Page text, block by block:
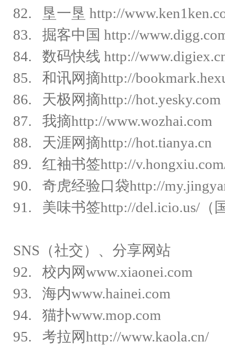
82. 垦一垦 http://
83. 掘客中国 http://
84. 数码快线 http://
85. 和讯网摘http://
86. 天极网摘http://hot.yesky.com
87. 我摘http://www.wozhai.com
88. 天涯网摘http://hot.tianya.cn
89. 红袖书签http://
90. 奇虎经验口袋http://
91. 美味书签http://del.icio.us/ （
SNS（社交）、分享网站
92. 校内网www.xiaonei.com
93. 海内www.hainei.com
94. 猫扑www.mop.com
95. 考拉网http://www.kaola.cn/